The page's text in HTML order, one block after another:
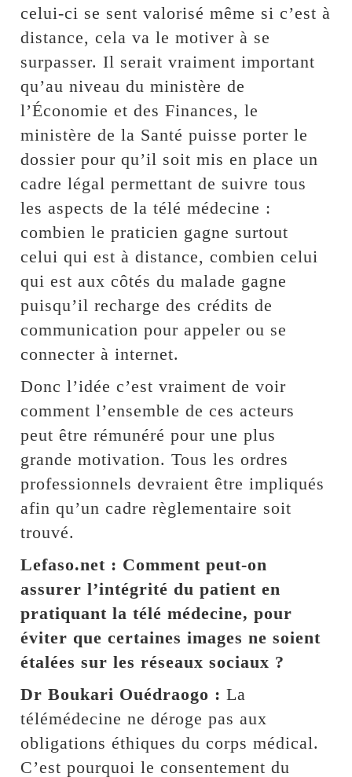
celui-ci se sent valorisé même si c’est à
distance, cela va le motiver à se
surpasser. Il serait vraiment important
qu’au niveau du ministère de
l’Économie et des Finances, le
ministère de la Santé puisse porter le
dossier pour qu’il soit mis en place un
cadre légal permettant de suivre tous
les aspects de la télé médecine :
combien le praticien gagne surtout
celui qui est à distance, combien celui
qui est aux côtés du malade gagne
puisqu’il recharge des crédits de
communication pour appeler ou se
connecter à internet.
Donc l’idée c’est vraiment de voir
comment l’ensemble de ces acteurs
peut être rémunéré pour une plus
grande motivation. Tous les ordres
professionnels devraient être impliqués
afin qu’un cadre règlementaire soit
trouvé.
Lefaso.net : Comment peut-on
assurer l’intégrité du patient en
pratiquant la télé médecine, pour
éviter que certaines images ne soient
étalées sur les réseaux sociaux ?
Dr Boukari Ouédraogo : La
télémédecine ne déroge pas aux
obligations éthiques du corps médical.
C’est pourquoi le consentement du